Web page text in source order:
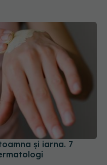
și iarna. 7